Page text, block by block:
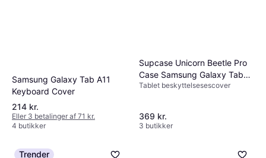
Samsung Galaxy Tab A11
Keyboard Cover
214 kr.
Eller 3 betalinger af 71 kr.
4 butikker
Supcase Unicorn Beetle Pro
Case Samsung Galaxy Tab
A11 Plus
Tablet beskyttelsesescover
369 kr.
3 butikker
Trender